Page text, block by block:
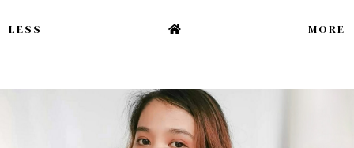
LESS MORE